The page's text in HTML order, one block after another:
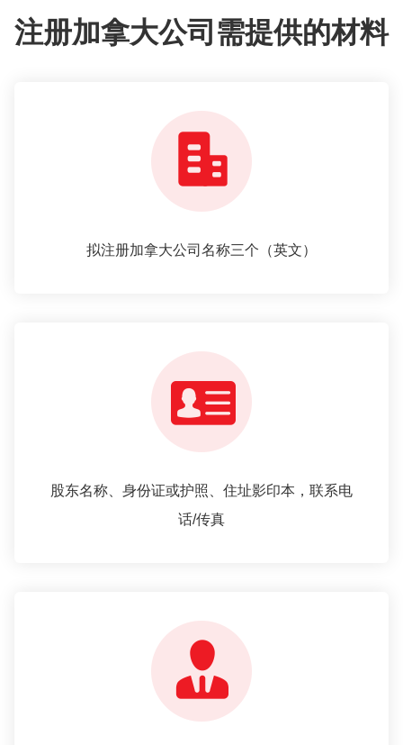
注册加拿大公司需提供的材料
拟注册加拿大公司名称三个（英文）
股东名称、身份证或护照、住址影印本，联系电
话/传真